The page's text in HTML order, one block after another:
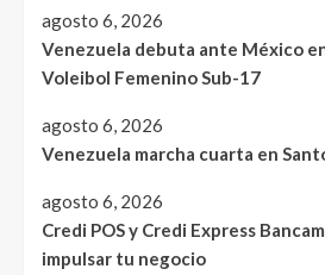
agosto 6, 2026
Venezuela debuta ante México
Voleibol Femenino Sub-17
agosto 6, 2026
Venezuela marcha cuarta en
agosto 6, 2026
Credi POS y Credi Express
impulsar tu negocio